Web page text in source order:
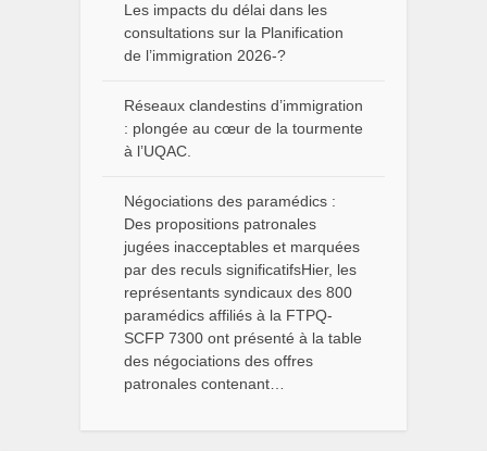
Les impacts du délai dans les
consultations sur la Planification
de l’immigration 2026-?
Réseaux clandestins d’immigration
: plongée au cœur de la tourmente
à l’UQAC.
Négociations des paramédics :
Des propositions patronales
jugées inacceptables et marquées
par des reculs significatifsHier, les
représentants syndicaux des 800
paramédics affiliés à la FTPQ-
SCFP 7300 ont présenté à la table
des négociations des offres
patronales contenant…